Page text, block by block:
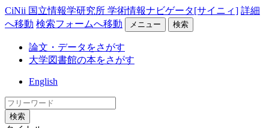
CiNii 国立情報学研究所 学術情報ナビゲータ[サイニィ] 詳細
へ移動 検索フォームへ移動 メニュー 検索
論文・データをさがす
大学図書館の本をさがす
English
検索